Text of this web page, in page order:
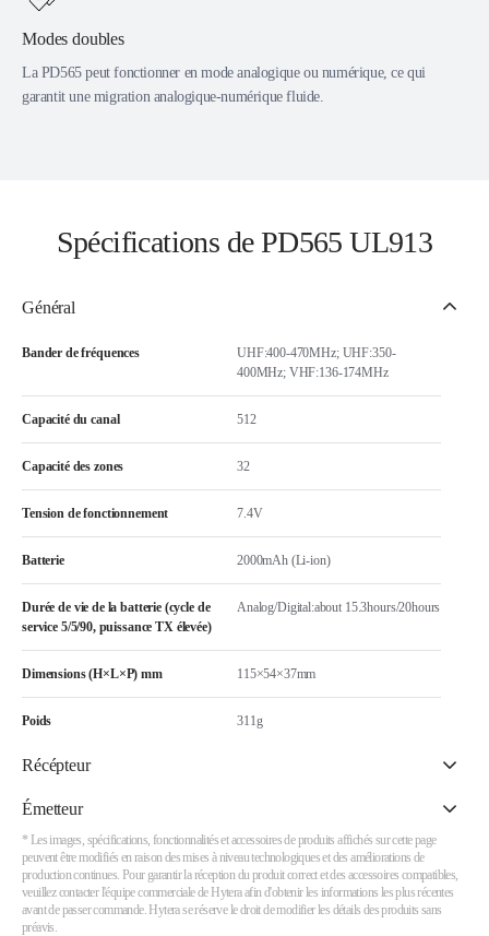
Modes doubles
La PD565 peut fonctionner en mode analogique ou numérique, ce qui
garantit une migration analogique-numérique fluide.
Spécifications de PD565 UL913
Général
Bander de fréquences
UHF:400-470MHz; UHF:350-
400MHz; VHF:136-174MHz
Capacité du canal 512
Capacité des zones 32
Tension de fonctionnement 7.4V
Batterie 2000mAh (Li-ion)
Durée de vie de la batterie (cycle de
service 5/5/90, puissance TX élevée)
Analog/Digital:about 15.3hours/20hours
Dimensions (H×L×P) mm 115×54×37mm
Poids 311g
Récépteur
Émetteur
* Les images, spécifications, fonctionnalités et accessoires de produits affichés sur cette page
peuvent être modifiés en raison des mises à niveau technologiques et des améliorations de
production continues. Pour garantir la réception du produit correct et des accessoires compatibles,
veuillez contacter l'équipe commerciale de Hytera afin d'obtenir les informations les plus récentes
avant de passer commande. Hytera se réserve le droit de modifier les détails des produits sans
préavis.